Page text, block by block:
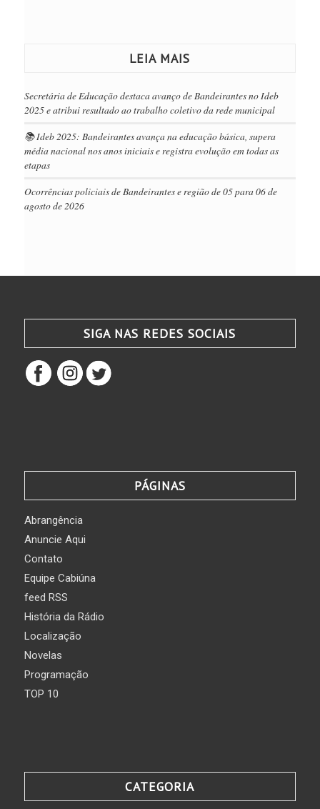
LEIA MAIS
Secretária de Educação destaca avanço de Bandeirantes no Ideb
2025 e atribui resultado ao trabalho coletivo da rede municipal
📚 Ideb 2025: Bandeirantes avança na educação básica, supera
média nacional nos anos iniciais e registra evolução em todas as
etapas
Ocorrências policiais de Bandeirantes e região de 05 para 06 de
agosto de 2026
SIGA NAS REDES SOCIAIS
PÁGINAS
Abrangência
Anuncie Aqui
Contato
Equipe Cabiúna
feed RSS
História da Rádio
Localização
Novelas
Programação
TOP 10
CATEGORIA